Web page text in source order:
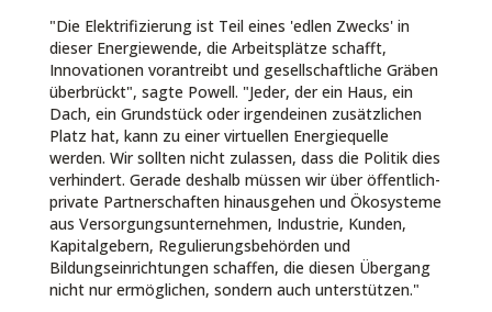
"Die Elektrifizierung ist Teil eines 'edlen Zwecks' in
dieser Energiewende, die Arbeitsplätze schafft,
Innovationen vorantreibt und gesellschaftliche Gräben
überbrückt", sagte Powell. "Jeder, der ein Haus, ein
Dach, ein Grundstück oder irgendeinen zusätzlichen
Platz hat, kann zu einer virtuellen Energiequelle
werden. Wir sollten nicht zulassen, dass die Politik dies
verhindert. Gerade deshalb müssen wir über öffentlich-
private Partnerschaften hinausgehen und Ökosysteme
aus Versorgungsunternehmen, Industrie, Kunden,
Kapitalgebern, Regulierungsbehörden und
Bildungseinrichtungen schaffen, die diesen Übergang
nicht nur ermöglichen, sondern auch unterstützen."